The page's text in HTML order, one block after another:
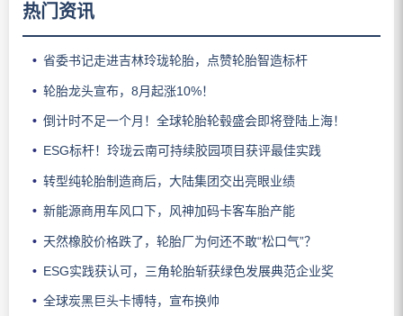
热门资讯
省委书记走进吉林玲珑轮胎，点赞轮胎智造标杆
轮胎龙头宣布，8月起涨10%！
倒计时不足一个月！全球轮胎轮毂盛会即将登陆上海！
ESG标杆！玲珑云南可持续胶园项目获评最佳实践
转型纯轮胎制造商后，大陆集团交出亮眼业绩
新能源商用车风口下，风神加码卡客车胎产能
天然橡胶价格跌了，轮胎厂为何还不敢“松口气”？
ESG实践获认可，三角轮胎斩获绿色发展典范企业奖
全球炭黑巨头卡博特，宣布换帅